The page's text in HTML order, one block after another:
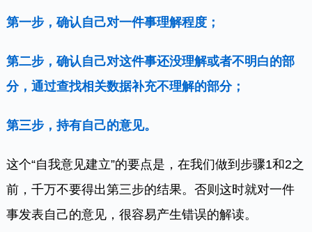
第一步，确认自己对一件事理解程度；
第二步，确认自己对这件事还没理解或者不明白的部
分，通过查找相关数据补充不理解的部分；
第三步，持有自己的意见。
这个“自我意见建立”的要点是，在我们做到步骤1和2之
前，千万不要得出第三步的结果。否则这时就对一件
事发表自己的意见，很容易产生错误的解读。